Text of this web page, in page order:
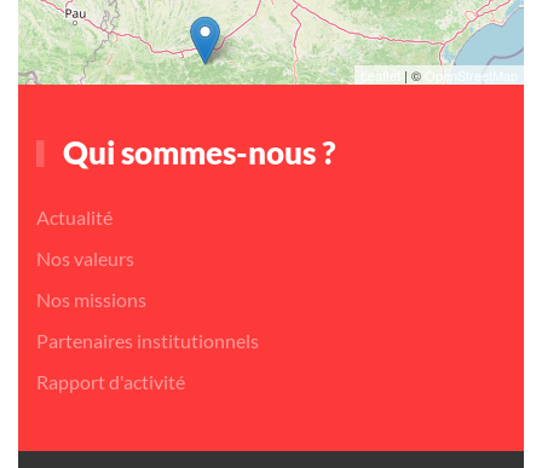
Leaflet | © OpenStreetMap
Qui sommes-nous ?
Actualité
Nos valeurs
Nos missions
Partenaires institutionnels
Rapport d'activité